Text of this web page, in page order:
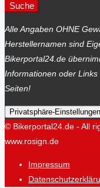
Suche
Alle Angaben OHNE
Herstellernamen sind
Bikerportal24.de
Informationen oder
Seiten!
Privatsphäre-
© Bikerportal24.de - All
www.rosign.de
Impressum